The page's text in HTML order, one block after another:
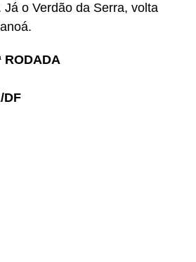
o Verdão da Serra, volta
RODADA
DF